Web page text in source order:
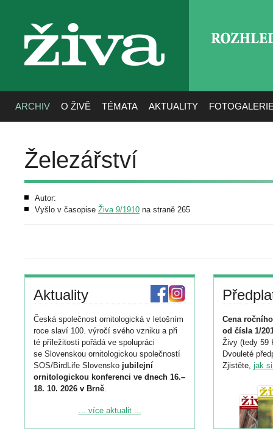
živa
ARCHIV O ŽIVĚ TÉMATA AKTUALITY
Železářství
Autor:
Vyšlo v časopise Živa 9/1910 na straně 265
Aktuality
Česká společnost ornitologická v letošním
roce slaví 100. výročí svého vzniku a při
té příležitosti pořádá ve spolupráci
se Slovenskou ornitologickou společností
SOS/BirdLife Slovensko jubilejní
ornitologickou konferenci ve dnech 16.–
18. 10. 2026 v Brně.
Podrobnější informace ke konferenci
... více aktualit ...
Cena
od čísla 1/
Živy (tedy 59
Dvouleté
Zjistěte, jak